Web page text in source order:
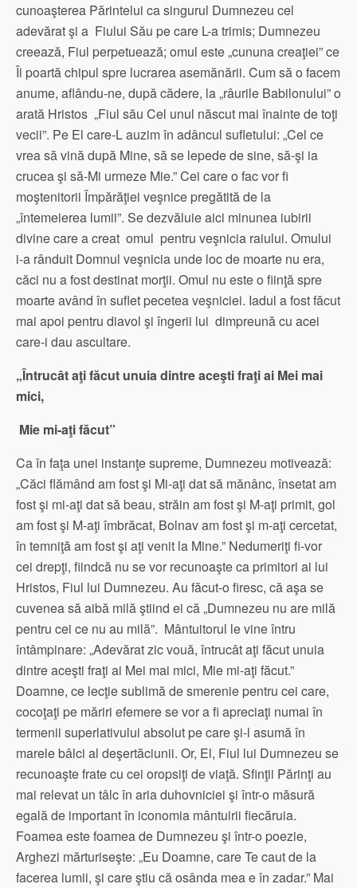
cunoaşterea Părintelui ca singurul Dumnezeu cel
adevărat şi a Fiului Său pe care L-a trimis; Dumnezeu
creează, Fiul perpetuează; omul este „cununa creaţiei” ce
Îi poartă chipul spre lucrarea asemănării. Cum să o facem
anume, aflându-ne, după cădere, la „râurile Babilonului” o
arată Hristos „Fiul său Cel unul născut mai înainte de toţi
vecii”. Pe El care-L auzim în adâncul sufletului: „Cel ce
vrea să vină după Mine, să se lepede de sine, să-şi ia
crucea şi să-Mi urmeze Mie.” Cei care o fac vor fi
moştenitorii Împărăţiei veşnice pregătită de la
„întemeierea lumii”. Se dezvăluie aici minunea iubirii
divine care a creat omul pentru veşnicia raiului. Omului
i-a rânduit Domnul veşnicia unde loc de moarte nu era,
căci nu a fost destinat morţii. Omul nu este o fiinţă spre
moarte având în suflet pecetea veşniciei. Iadul a fost făcut
mai apoi pentru diavol şi îngerii lui dimpreună cu acei
care-i dau ascultare.
„Întrucât aţi făcut unuia dintre aceşti fraţi ai Mei mai
mici,
Mie mi-aţi făcut”
Ca în faţa unei instanţe supreme, Dumnezeu motivează:
„Căci flămând am fost şi Mi-aţi dat să mănânc, însetat am
fost şi mi-aţi dat să beau, străin am fost şi M-aţi primit, gol
am fost şi M-aţi îmbrăcat, Bolnav am fost şi m-aţi cercetat,
în temniţă am fost şi aţi venit la Mine.” Nedumeriţi fi-vor
cei drepţi, fiindcă nu se vor recunoaşte ca primitori ai lui
Hristos, Fiul lui Dumnezeu. Au făcut-o firesc, că aşa se
cuvenea să aibă milă ştiind ei că „Dumnezeu nu are milă
pentru cei ce nu au milă”. Mântuitorul le vine întru
întâmpinare: „Adevărat zic vouă, întrucât aţi făcut unuia
dintre aceşti fraţi ai Mei mai mici, Mie mi-aţi făcut.”
Doamne, ce lecţie sublimă de smerenie pentru cei care,
cocoţaţi pe măriri efemere se vor a fi apreciaţi numai în
termenii superlativului absolut pe care şi-l asumă în
marele bâlci al deşertăciunii. Or, El, Fiul lui Dumnezeu se
recunoaşte frate cu cei oropsiţi de viaţă. Sfinţii Părinţi au
mai relevat un tâlc în aria duhovniciei şi într-o măsură
egală de important în iconomia mântuirii fiecăruia.
Foamea este foamea de Dumnezeu şi într-o poezie,
Arghezi mărturiseşte: „Eu Doamne, care Te caut de la
facerea lumii, şi care ştiu că osânda mea e în zadar.” Mai